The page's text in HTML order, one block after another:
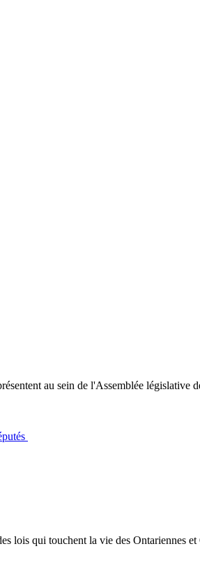
au sein de l'Assemblée législative
lois qui touchent la vie des Ontariennes et